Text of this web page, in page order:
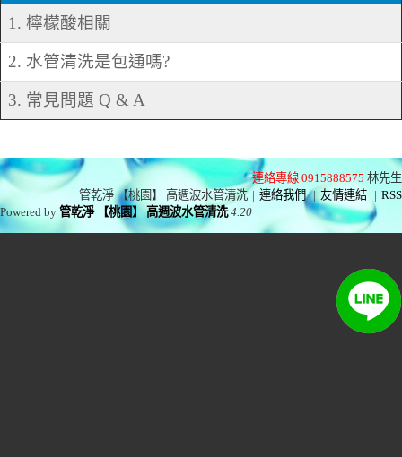
1. 檸檬酸相關
2. 水管清洗是包通嗎?
3. 常見問題 Q & A
連絡專線 0915888575 林先生
管乾淨 【桃園】 高週波水管清洗 | 連絡我們 | 友情連結 | RSS
Powered by管乾淨 【桃園】 高週波水管清洗 4.20